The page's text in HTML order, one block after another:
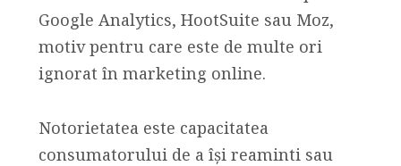
Google Analytics, HootSuite sau Moz,
motiv pentru care este de multe ori
ignorat în marketing online.
Notorietatea este capacitatea
consumatorului de a își reaminti sau